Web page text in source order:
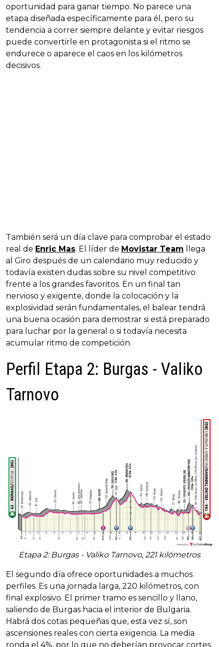
oportunidad para ganar tiempo. No parece una
etapa diseñada específicamente para él, pero su
tendencia a correr siempre delante y evitar riesgos
puede convertirle en protagonista si el ritmo se
endurece o aparece el caos en los kilómetros
decisivos.
También será un día clave para comprobar el estado
real de Enric Mas. El líder de Movistar Team llega
al Giro después de un calendario muy reducido y
todavía existen dudas sobre su nivel competitivo
frente a los grandes favoritos. En un final tan
nervioso y exigente, donde la colocación y la
explosividad serán fundamentales, el balear tendrá
una buena ocasión para demostrar si está preparado
para luchar por la general o si todavía necesita
acumular ritmo de competición.
Perfil Etapa 2: Burgas - Valiko
Tarnovo
Etapa 2: Burgas - Valiko Tarnovo, 221 kilómetros
El segundo día ofrece oportunidades a muchos
perfiles. Es una jornada larga, 220 kilómetros, con
final explosivo. El primer tramo es sencillo y llano,
saliendo de Burgas hacia el interior de Bulgaria.
Habrá dos cotas pequeñas que, esta vez sí, son
ascensiones reales con cierta exigencia. La media
ronda el 4%, por lo que no deberían provocar cortes.